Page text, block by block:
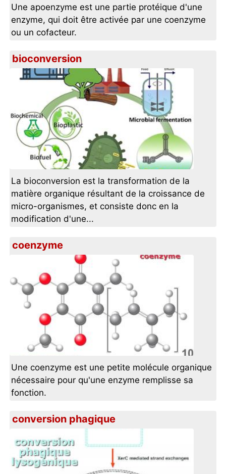
Une apoenzyme est une partie protéique d'une
enzyme, qui doit être activée par une coenzyme
ou un cofacteur.
bioconversion
La bioconversion est la transformation de la
matière organique résultant de la croissance de
micro-organismes, et consiste donc en la
modification d'une...
coenzyme
Une coenzyme est une petite molécule organique
nécessaire pour qu'une enzyme remplisse sa
fonction.
conversion phagique